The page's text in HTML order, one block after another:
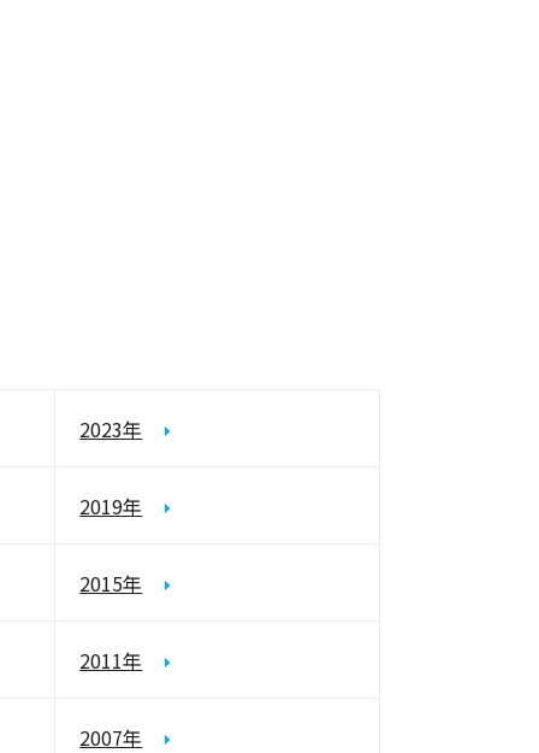
2023年
2019年
2015年
2011年
2007年